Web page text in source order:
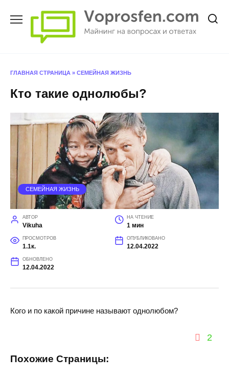
ГЛАВНАЯ СТРАНИЦА » СЕМЕЙНАЯ ЖИЗНЬ
Кто такие однолюбы?
СЕМЕЙНАЯ ЖИЗНЬ
АВТОР
Vikuha
НА ЧТЕНИЕ
1 мин
ПРОСМОТРОВ
1.1к.
ОПУБЛИКОВАНО
12.04.2022
ОБНОВЛЕНО
12.04.2022
Кого и по какой причине называют однолюбом?
2
Похожие Страницы: